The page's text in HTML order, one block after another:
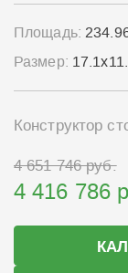
Площадь:
Размер:
Конструктор
4 651 746 руб.
4 416 786